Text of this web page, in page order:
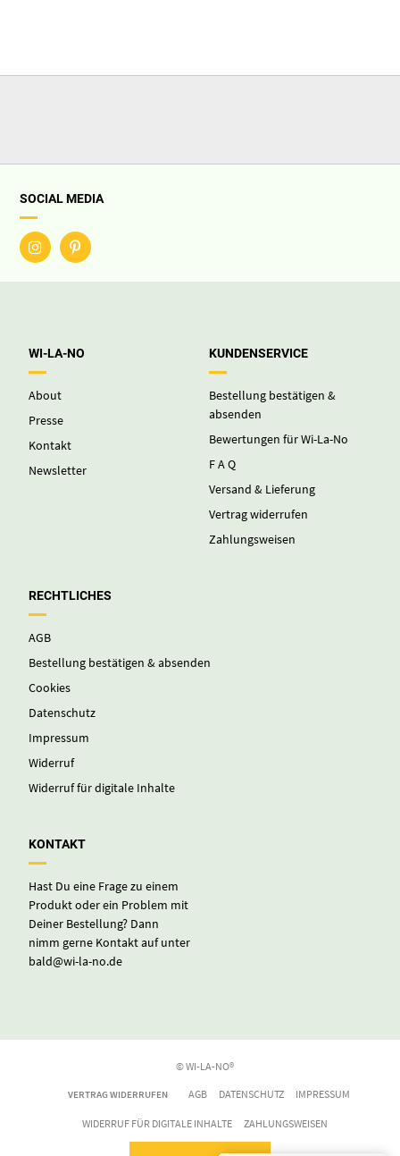
SOCIAL MEDIA
WI-LA-NO
About
Presse
Kontakt
Newsletter
KUNDENSERVICE
Bestellung bestätigen &
absenden
Bewertungen für Wi-La-No
F A Q
Versand & Lieferung
Vertrag widerrufen
Zahlungsweisen
RECHTLICHES
AGB
Bestellung bestätigen & absenden
Cookies
Datenschutz
Impressum
Widerruf
Widerruf für digitale Inhalte
KONTAKT
Hast Du eine Frage zu einem
Produkt oder ein Problem mit
Deiner Bestellung? Dann
nimm gerne Kontakt auf unter
bald@wi-la-no.de
© WI-LA-NO®
VERTRAG WIDERRUFEN AGB DATENSCHUTZ IMPRESSUM
WIDERRUF FÜR DIGITALE INHALTE ZAHLUNGSWEISEN